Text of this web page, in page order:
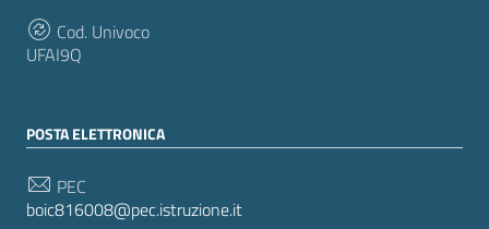
Cod. Univoco
UFAI9Q
POSTA ELETTRONICA
PEC
boic816008@pec.istruzione.it